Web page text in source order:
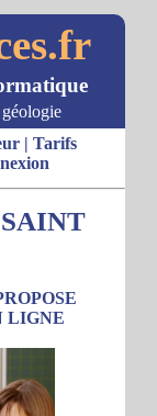
| Tarifs
LIGNE